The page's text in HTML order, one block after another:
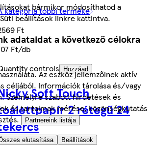
bármikor módosíthatod a
beállítások linkre kattintva.
adataidat a következő célokra
Az eszköz jellemzőinek aktív
céljából. Információk tárolása és/vagy
Személyre szabott hirdetések és
és tartalmak mérése, közönségkutatás
Partnereink listája
elutasítása Beállítások
kategória többi terméke
Ft
Ft/db
controls
Hozzáad
Soft Touch
2 rétegű 24